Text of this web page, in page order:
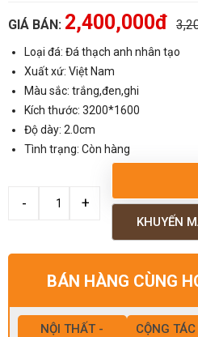
GIÁ BÁN: 2,400,000đ
Loại đá: Đá thạch anh nhân tạo
Xuất xứ: Việt Nam
Màu sắc: trắng,đen,ghi
Kích thước: 3200*1600
Độ dày: 2.0cm
Tình trạng: Còn hàng
KHUYẾN
BÁN HÀNG CÙNG
NỘI THẤT -
CỘNG